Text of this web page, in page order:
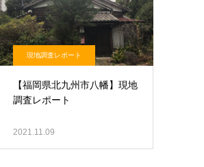
現地調査レポート
【福岡県北九州市八幡】現地
調査レポート
2021.11.09